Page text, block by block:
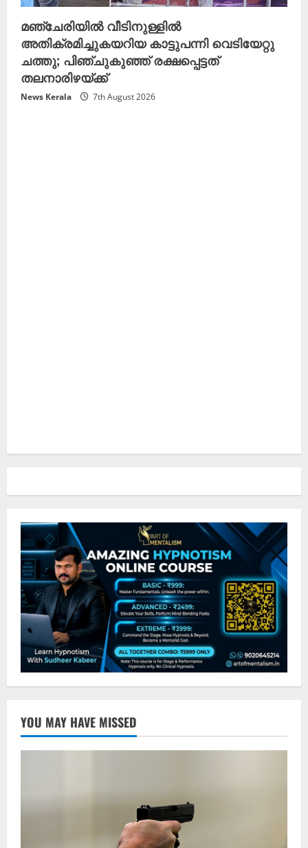
മഞ്ചേരിയിൽ വീടിനുള്ളിൽ
അതിക്രമിച്ചുകയറിയ കാട്ടുപന്നി വെടിയേറ്റു
ചത്തു; പിഞ്ചുകുഞ്ഞ് രക്ഷപ്പെട്ടത്
തലനാരിഴയ്ക്ക്
News Kerala 7th August 2026
YOU MAY HAVE MISSED